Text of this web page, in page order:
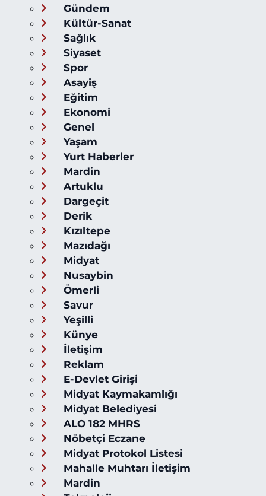
Gündem
Kültür-Sanat
Sağlık
Siyaset
Spor
Asayiş
Eğitim
Ekonomi
Genel
Yaşam
Yurt Haberler
Mardin
Artuklu
Dargeçit
Derik
Kızıltepe
Mazıdağı
Midyat
Nusaybin
Ömerli
Savur
Yeşilli
Künye
İletişim
Reklam
E-Devlet Girişi
Midyat Kaymakamlığı
Midyat Belediyesi
ALO 182 MHRS
Nöbetçi Eczane
Midyat Protokol Listesi
Mahalle Muhtarı İletişim
Mardin